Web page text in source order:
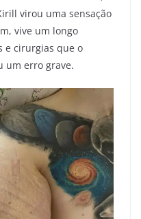
virou uma sensação
vive um longo
e cirurgias que o
um erro grave.